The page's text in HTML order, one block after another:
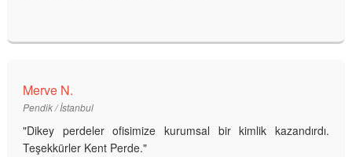
Merve N.
Pendik / İstanbul
"Dikey perdeler ofisimize kurumsal bir kimlik kazandırdı.
Teşekkürler Kent Perde."